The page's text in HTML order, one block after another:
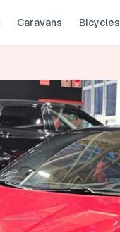
Caravans Bicycles